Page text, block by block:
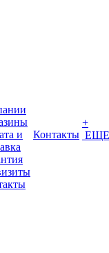
и
Контакты
+
ЕЩЕ